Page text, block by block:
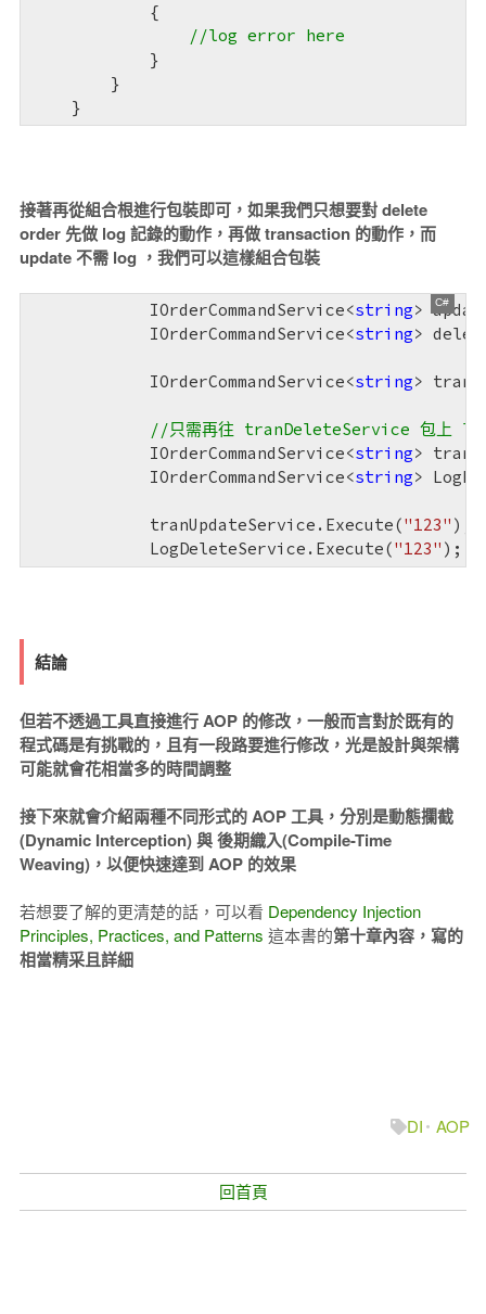
{
//log error here
}
}
}
接著再從組合根進行包裝即可，如果我們只想要對 delete
order 先做 log 記錄的動作，再做 transaction 的動作，而
update 不需 log ，我們可以這樣組合包裝
IOrderCommandService<string>
IOrderCommandService<string>
IOrderCommandService<string>
//只需再往 tranDeleteService 包上
IOrderCommandService<string>
IOrderCommandService<string>
tranUpdateService.Execute("123" );
LogDeleteService.Execute("123" );
結論
但若不透過工具直接進行 AOP 的修改，一般而言對於既有的
程式碼是有挑戰的，且有一段路要進行修改，光是設計與架構
可能就會花相當多的時間調整
接下來就會介紹兩種不同形式的 AOP 工具，分別是動態攔截
(Dynamic Interception) 與 後期織入(Compile-Time
Weaving)，以便快速達到 AOP 的效果
若想要了解的更清楚的話，可以看 Dependency Injection
Principles, Practices, and Patterns 這本書的第十章內容，寫的
相當精采且詳細
DI AOP
回首頁